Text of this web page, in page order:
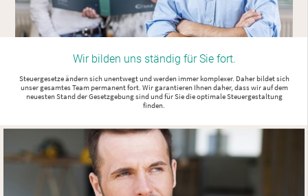
Wir bilden uns ständig für Sie fort.
Steuergesetze ändern sich unentwegt und werden immer komplexer. Daher bildet sich
unser gesamtes Team permanent fort. Wir garantieren Ihnen daher, dass wir auf dem
neuesten Stand der Gesetzgebung sind und für Sie die optimale Steuergestaltung
finden.